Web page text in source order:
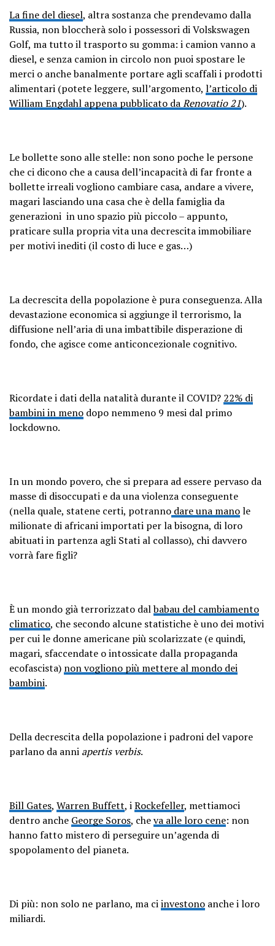
La fine del diesel, altra sostanza che prendevamo dalla
Russia, non bloccherà solo i possessori di Volskswagen
Golf, ma tutto il trasporto su gomma: i camion vanno a
diesel, e senza camion in circolo non puoi spostare le
merci o anche banalmente portare agli scaffali i prodotti
alimentari (potete leggere, sull’argomento, l’articolo di
William Engdahl appena pubblicato daRenovatio 21).
Le bollette sono alle stelle: non sono poche le persone
che ci dicono che a causa dell’incapacità di far fronte a
bollette irreali vogliono cambiare casa, andare a vivere,
magari lasciando una casa che è della famiglia da
generazioni in uno spazio più piccolo – appunto,
praticare sulla propria vita una decrescita immobiliare
per motivi inediti (il costo di luce e gas…)
La decrescita della popolazione è pura conseguenza. Alla
devastazione economica si aggiunge il terrorismo, la
diffusione nell’aria di una imbattibile disperazione di
fondo, che agisce come anticoncezionale cognitivo.
Ricordate i dati della natalità durante il COVID? 22% di
bambini in meno dopo nemmeno 9 mesi dal primo
lockdowno.
In un mondo povero, che si prepara ad essere pervaso da
masse di disoccupati e da una violenza conseguente
(nella quale, statene certi, potranno dare una manole
milionate di africani importati per la bisogna, di loro
abituati in partenza agli Stati al collasso), chi davvero
vorrà fare figli?
È un mondo già terrorizzato dalbabau del cambiamento
climatico, che secondo alcune statistiche è uno dei motivi
per cui le donne americane più scolarizzate (e quindi,
magari, sfaccendate o intossicate dalla propaganda
ecofascista) non vogliono più mettere al mondo dei
bambini.
Della decrescita della popolazione i padroni del vapore
parlano da anni apertis verbis.
Bill Gates, Warren Buffett, iRockefeller, mettiamoci
dentro anche George Soros, cheva alle loro cene: non
hanno fatto mistero di perseguire un’agenda di
spopolamento del pianeta.
Di più: non solo ne parlano, ma ciinvestono anche i loro
miliardi.